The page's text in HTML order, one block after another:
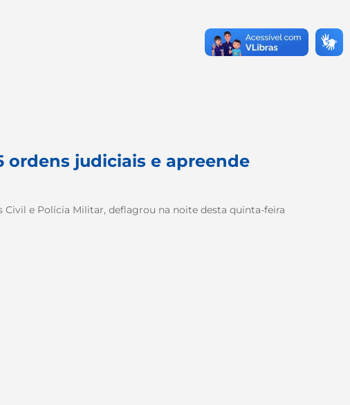
ordens judiciais e apreende
e Polícia Militar, deflagrou na noite desta quinta-feira